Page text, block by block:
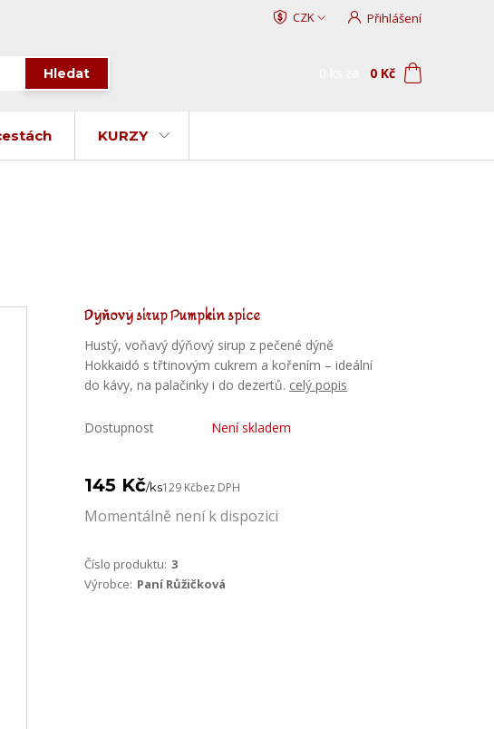
CZK Přihlášení
Hledat 0 Kč
KURZY
Dýňový sirup Pumpkin spice
Hustý, voňavý dýňový sirup z pečené dýně
Hokkaidó s třtinovým cukrem a kořením – ideální
do kávy, na palačinky i do dezertů. celý popis
Dostupnost Není skladem
145 Kč/ks129 Kčbez DPH
Momentálně není k dispozici
Číslo produktu: 3
Výrobce: Paní Růžičková